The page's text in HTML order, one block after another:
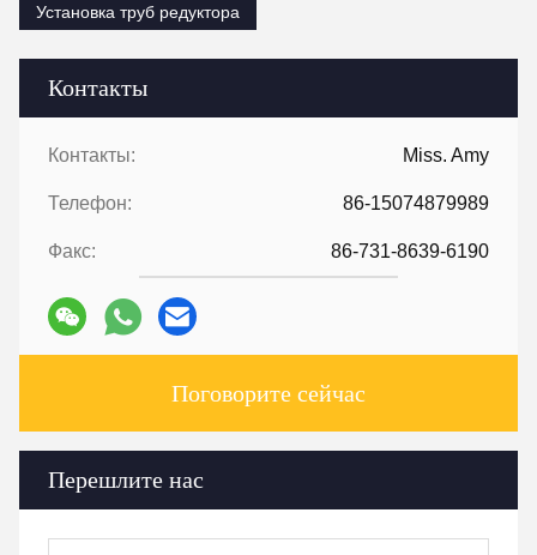
Контакты
Контакты: Miss. Amy
Телефон: 86-15074879989
Факс: 86-731-8639-6190
Поговорите сейчас
Перешлите нас
Установка труб редуктора